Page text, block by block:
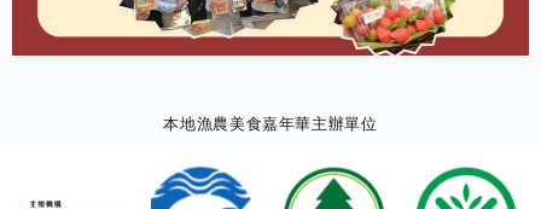
本地漁農美食嘉年華主辦單位